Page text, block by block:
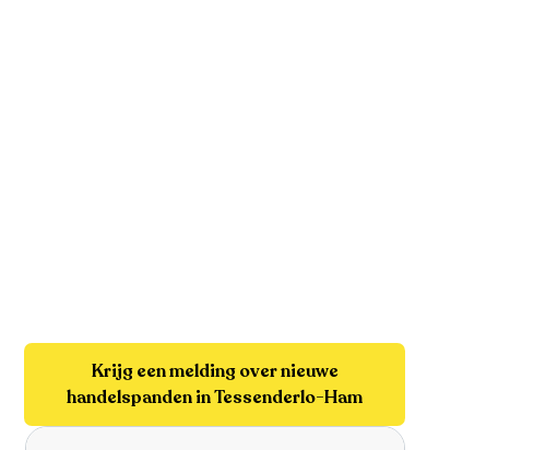
Krijg een melding over nieuwe
handelspanden in Tessenderlo-Ham